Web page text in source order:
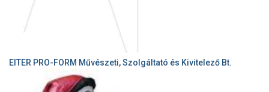
EITER PRO-FORM Művészeti, Szolgáltató és Kivitelező Bt.